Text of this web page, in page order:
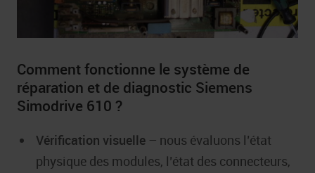
Comment fonctionne le système de
réparation et de diagnostic Siemens
Simodrive 610 ?
Vérification visuelle – nous évaluons l’état
physique des modules, l’état des connecteurs,